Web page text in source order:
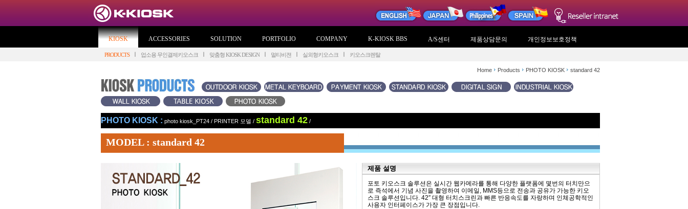
KIOSK ACCESSORIES SOLUTION PORTFOLIO COMPANY K-KIOSK BBS A/S센터 제품상담문의 개인정보보호정책
PRODUCTS 업소용 무인결제키오스크 맞춤형 KIOSK DESIGN 멀티비젼 실외형키오스크 키오스크렌탈
Home Products PHOTO KIOSK standard 42
PHOTO KIOSK : photo kiosk_PT24 / PRINTER 모델 / standard 42 /
MODEL : standard 42
제품 설명
포토 키오스크 솔루션은 실시간 웹카메라를 통해 다양한 플랫폼에 몇번의 터치만으
로 즉석에서 기념 사진을 촬영하여 이메일, MMS등으로 전송과 공유가 가능한 키오
스크 솔루션입니다. 42″ 대형 터치스크린과 빠른 반응속도를 자랑하며 인체공학적인
사용자 인터페이스가 가장 큰 장점입니다.